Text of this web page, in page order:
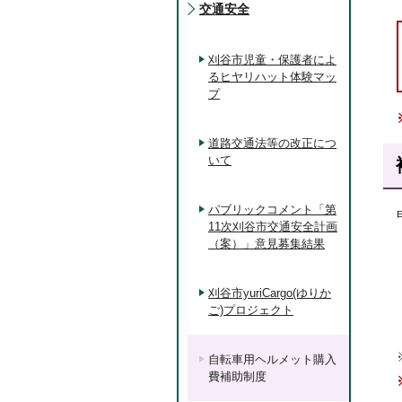
交通安全
刈谷市児童・保護者によ
るヒヤリハット体験マッ
プ
道路交通法等の改正につ
いて
パブリックコメント「第
11次刈谷市交通安全計画
（案）」意見募集結果
刈谷市yuriCargo(ゆりか
ご)プロジェクト
自転車用ヘルメット購入
費補助制度